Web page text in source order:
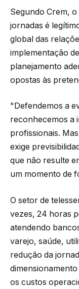
Segundo Crem,
jornadas é
global das
implementação
planejamento
opostas às
"Defendemos a
reconhecemos a
profissionais.
exige
que não resulte
um momento de
O setor de
vezes, 24 horas
atendendo
varejo, saúde,
redução da
os custos